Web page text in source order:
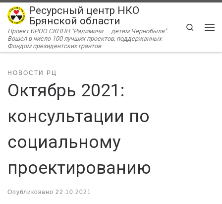
Перейти к содержимому
Ресурсный центр НКО
Брянской области
Проект БРОО СКППН "Радимичи — детям Чернобыля".
Вошел в число 100 лучших проектов, поддержанных
Фондом президентских грантов
Search
НОВОСТИ РЦ
Октябрь 2021:
консультации по
социальному
проектированию
Опубликовано 22.10.2021